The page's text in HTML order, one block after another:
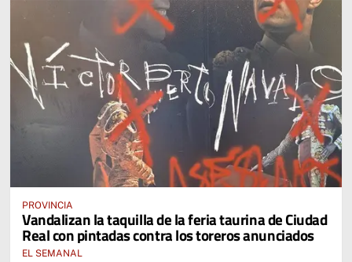
PROVINCIA
Vandalizan la taquilla de la feria taurina de Ciudad
Real con pintadas contra los toreros anunciados
EL SEMANAL